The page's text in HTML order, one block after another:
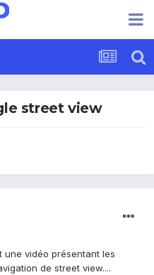
street view
une vidéo présentant les
de street view....